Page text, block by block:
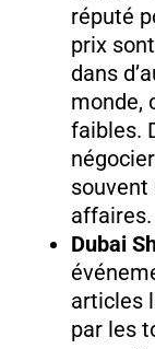
réputé
prix
dans
monde,
faibles.
souvent
affaires.
Dubai
articles
par les